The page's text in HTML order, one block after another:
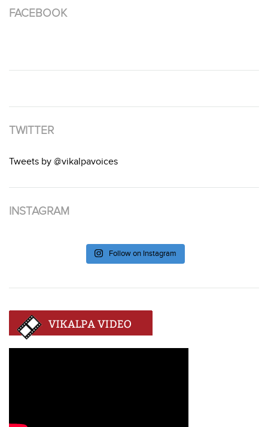
FACEBOOK
TWITTER
Tweets by @vikalpavoices
INSTAGRAM
Follow on Instagram